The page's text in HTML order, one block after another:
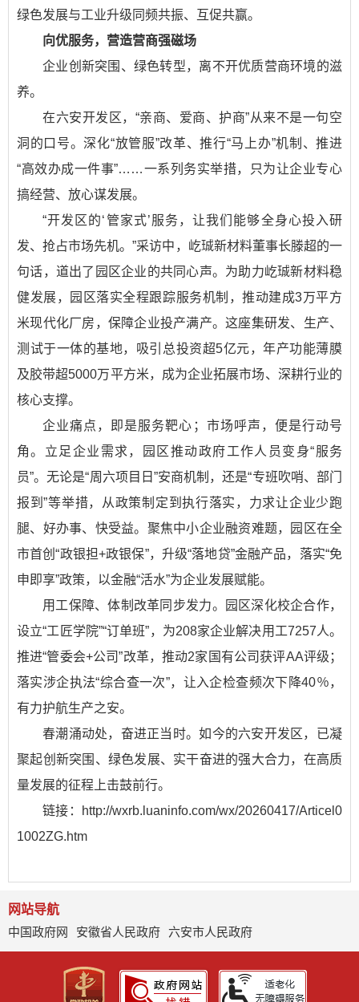
绿色发展与工业升级同频共振、互促共赢。
向优服务，营造营商强磁场
企业创新突围、绿色转型，离不开优质营商环境的滋
养。
在六安开发区，“亲商、爱商、护商”从来不是一句空
洞的口号。深化“放管服”改革、推行“马上办”机制、推进
“高效办成一件事”……一系列务实举措，只为让企业专心
搞经营、放心谋发展。
“开发区的‘管家式’服务，让我们能够全身心投入研
发、抢占市场先机。”采访中，屹珹新材料董事长滕超的一
句话，道出了园区企业的共同心声。为助力屹珹新材料稳
健发展，园区落实全程跟踪服务机制，推动建成3万平方
米现代化厂房，保障企业投产满产。这座集研发、生产、
测试于一体的基地，吸引总投资超5亿元，年产功能薄膜
及胶带超5000万平方米，成为企业拓展市场、深耕行业的
核心支撑。
企业痛点，即是服务靶心；市场呼声，便是行动号
角。立足企业需求，园区推动政府工作人员变身“服务
员”。无论是“周六项目日”安商机制，还是“专班吹哨、部门
报到”等举措，从政策制定到执行落实，力求让企业少跑
腿、好办事、快受益。聚焦中小企业融资难题，园区在全
市首创“政银担+政银保”，升级“落地贷”金融产品，落实“免
申即享”政策，以金融“活水”为企业发展赋能。
用工保障、体制改革同步发力。园区深化校企合作，
设立“工匠学院”“订单班”，为208家企业解决用工7257人。
推进“管委会+公司”改革，推动2家国有公司获评AA评级；
落实涉企执法“综合查一次”，让入企检查频次下降40％，
有力护航生产之安。
春潮涌动处，奋进正当时。如今的六安开发区，已凝
聚起创新突围、绿色发展、实干奋进的强大合力，在高质
量发展的征程上击鼓前行。
链接：
http://wxrb.luaninfo.com/wx/20260417/Articel0
1002ZG.htm
网站导航
中国政府网
安徽省人民政府 六安市人民政府